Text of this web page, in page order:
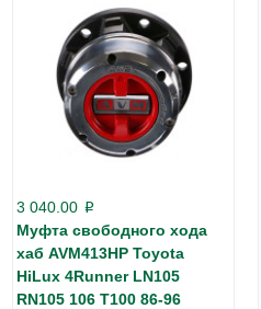
3 040.00 p
Муфта свободного хода
хаб AVM413HP Toyota
HiLux 4Runner LN105
RN105 106 T100 86-96